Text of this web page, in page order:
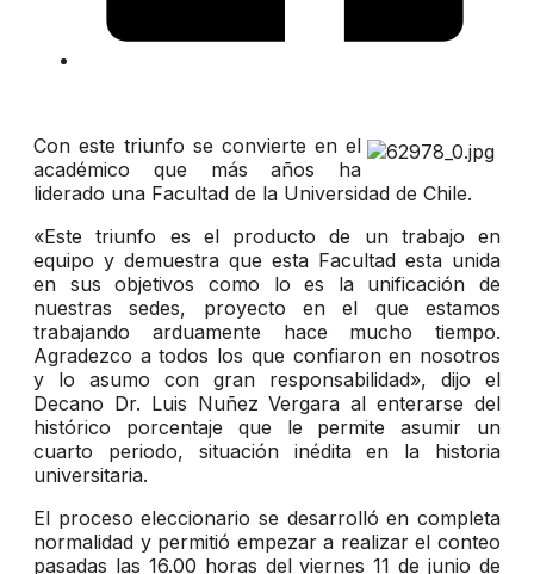
Con este triunfo se convierte en el
académico que más años ha
liderado una Facultad de la Universidad de Chile.
«Este triunfo es el producto de un trabajo en
equipo y demuestra que esta Facultad esta unida
en sus objetivos como lo es la unificación de
nuestras sedes, proyecto en el que estamos
trabajando arduamente hace mucho tiempo.
Agradezco a todos los que confiaron en nosotros
y lo asumo con gran responsabilidad», dijo el
Decano Dr. Luis Nuñez Vergara al enterarse del
histórico porcentaje que le permite asumir un
cuarto periodo, situación inédita en la historia
universitaria.
El proceso eleccionario se desarrolló en completa
normalidad y permitió empezar a realizar el conteo
pasadas las 16.00 horas del viernes 11 de junio de